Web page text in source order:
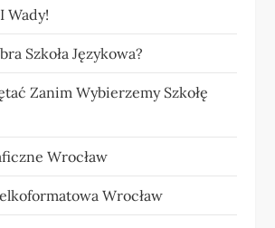
Wady!
Szkoła Językowa?
Zanim Wybierzemy Szkołę
Wrocław
Wrocław